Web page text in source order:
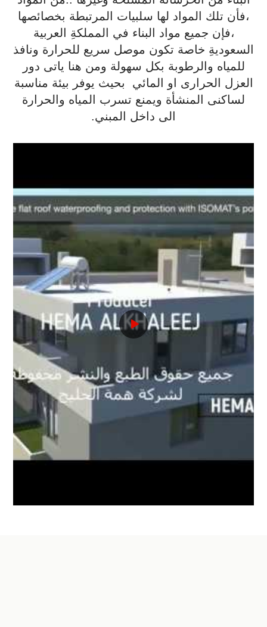
،فأن تلك المواد لها سلبيات المرتبطة بخصائصها
،فإن جميع مواد البناء في المملكةِ العربية
السعوديةِ خاصة تكون موصل سريع للحرارة ونافذ
للمياه والرطوبة بكل سهولة ومن هنا ياتى دور
العزل الحرارى او المائي بحيث يوفر بيئة مناسبة
لساكنى المنشأة ويمنع تسرب المياه والحرارة
الى داخل المبني.